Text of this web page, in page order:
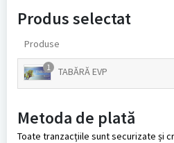
Produs selectat
Produse
1 TABĂRĂ EVP
Metoda de plată
Toate tranzacțiile sunt securizate și